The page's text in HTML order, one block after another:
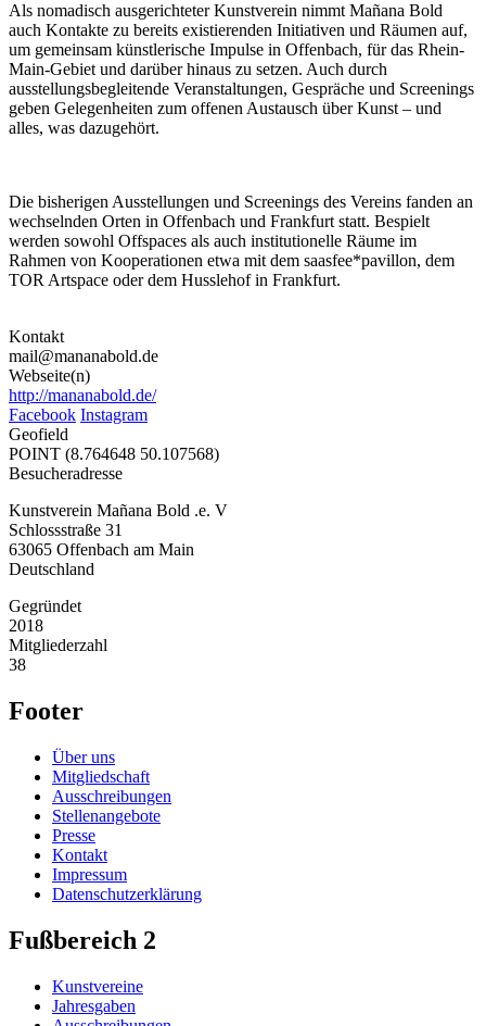
Als nomadisch ausgerichteter Kunstverein nimmt Mañana Bold
auch Kontakte zu bereits existierenden Initiativen und Räumen auf,
um gemeinsam künstlerische Impulse in Offenbach, für das Rhein-
Main-Gebiet und darüber hinaus zu setzen. Auch durch
ausstellungsbegleitende Veranstaltungen, Gespräche und Screenings
geben Gelegenheiten zum offenen Austausch über Kunst – und
alles, was dazugehört.
Die bisherigen Ausstellungen und Screenings des Vereins fanden an
wechselnden Orten in Offenbach und Frankfurt statt. Bespielt
werden sowohl Offspaces als auch institutionelle Räume im
Rahmen von Kooperationen etwa mit dem saasfee*pavillon, dem
TOR Artspace oder dem Husslehof in Frankfurt.
Kontakt
mail@mananabold.de
Webseite(n)
http://mananabold.de/
Facebook Instagram
Geofield
POINT (8.764648 50.107568)
Besucheradresse
Kunstverein Mañana Bold .e. V
Schlossstraße 31
63065 Offenbach am Main
Deutschland
Gegründet
2018
Mitgliederzahl
38
Footer
Über uns
Mitgliedschaft
Ausschreibungen
Stellenangebote
Presse
Kontakt
Impressum
Datenschutzerklärung
Fußbereich 2
Kunstvereine
Jahresgaben